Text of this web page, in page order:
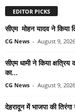
EDITOR PICKS
सीएम मोहन यादव ने किया
CG News - August 9, 2026
सीएम धामी ने किया क्षत्रिय
का...
CG News - August 9, 2026
देहरादून में भाजपा की